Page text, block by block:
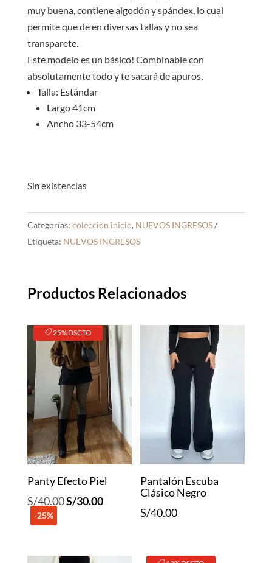
muy buena, contiene algodón y spándex, lo cual
permite que de en diversas tallas y no sea
transparete.
Este modelo es un básico! Combinable con
absolutamente todo y te sacará de apuros,
Talla: Estándar
Largo 41cm
Ancho 33-54cm
Sin existencias
Categorías: coleccion inicio, NUEVOS INGRESOS
Etiqueta: NUEVOS INGRESOS
Productos Relacionados
25% DSCTO
Panty Efecto Piel
S/40.00El
S/30.00El
-25%
Pantalón Escuba
Clásico Negro
S/40.00